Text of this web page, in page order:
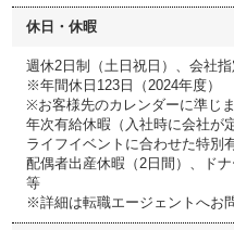
休日・休暇
週休2日制（土日祝日）、会社指
※年間休日123日（2024年度）
※お客様先のカレンダーに準じ
年次有給休暇（入社時に会社が
ライフイベントに合わせた特別
配偶者出産休暇（2日間）、ドナ
等
※詳細は転職エージェントへお